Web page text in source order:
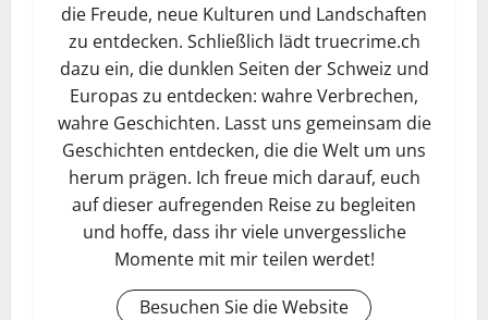
die Freude, neue Kulturen und Landschaften
zu entdecken. Schließlich lädt truecrime.ch
dazu ein, die dunklen Seiten der Schweiz und
Europas zu entdecken: wahre Verbrechen,
wahre Geschichten. Lasst uns gemeinsam die
Geschichten entdecken, die die Welt um uns
herum prägen. Ich freue mich darauf, euch
auf dieser aufregenden Reise zu begleiten
und hoffe, dass ihr viele unvergessliche
Momente mit mir teilen werdet!
Besuchen Sie die Website